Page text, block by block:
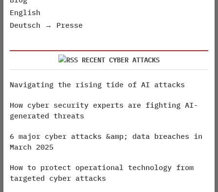
English
Deutsch → Presse
RECENT CYBER ATTACKS
Navigating the rising tide of AI attacks
How cyber security experts are fighting AI-
generated threats
6 major cyber attacks &amp; data breaches in
March 2025
How to protect operational technology from
targeted cyber attacks